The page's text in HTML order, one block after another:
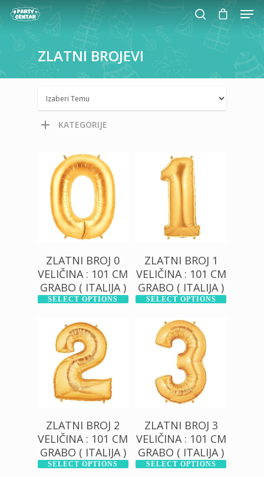
Hit enter to search or ESC to close
ZLATNI BROJEVI
KATEGORIJE
500,00
RSD
1.200,00RSD
ZLATNI BROJ 0
VELIČINA : 101 CM
GRABO ( ITALIJA )
SELECT OPTIONS
500,00RSD
1.200,00RSD
ZLATNI BROJ 1
VELIČINA : 101 CM
GRABO ( ITALIJA )
SELECT OPTIONS
500,00RSD
1.200,00RSD
ZLATNI BROJ 2
VELIČINA : 101 CM
GRABO ( ITALIJA )
SELECT OPTIONS
500,00RSD
1.200,00RSD
ZLATNI BROJ 3
VELIČINA : 101 CM
GRABO ( ITALIJA )
SELECT OPTIONS